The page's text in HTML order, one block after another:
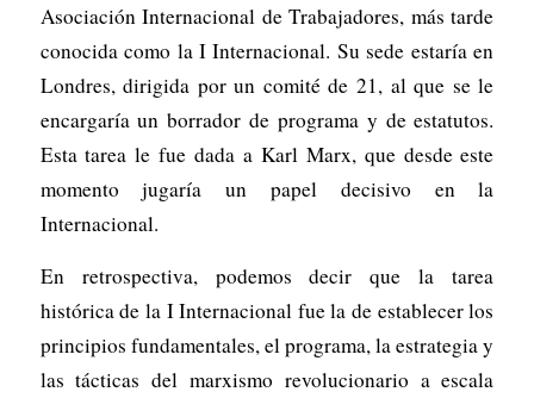
Asociación Internacional de Trabajadores, más tarde
conocida como la I Internacional. Su sede estaría en
Londres, dirigida por un comité de 21, al que se le
encargaría un borrador de programa y de estatutos.
Esta tarea le fue dada a Karl Marx, que desde este
momento jugaría un papel decisivo en la
Internacional.
En retrospectiva, podemos decir que la tarea
histórica de la I Internacional fue la de establecer los
principios fundamentales, el programa, la estrategia y
las tácticas del marxismo revolucionario a escala